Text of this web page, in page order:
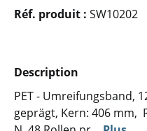
Réf. produit : SW10202
Description
PET - Umreifungsband,
geprägt, Kern: 406 mm,